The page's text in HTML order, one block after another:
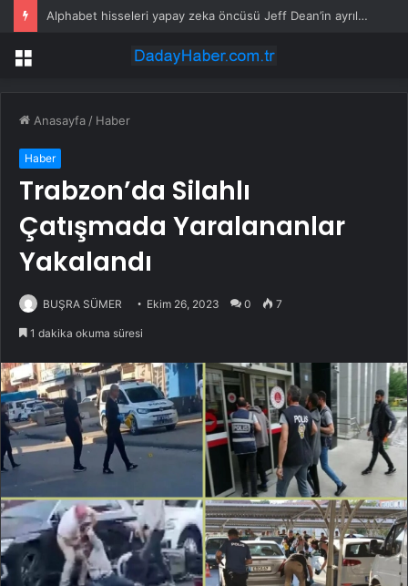
Alphabet hisseleri yapay zeka öncüsü Jeff Dean’in ayrılmasıyla %5 düştü
Menü
Anasayfa / Haber
Haber
Trabzon’da Silahlı
Çatışmada Yaralananlar
Yakalandı
BUŞRA SÜMER Ekim 26, 2023 0 7
1 dakika okuma süresi